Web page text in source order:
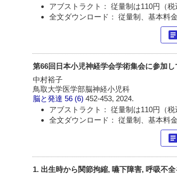
アブストラクト： 従量制は110円（
全文ダウンロード： 従量制、基本料
article
第66回日本小児神経学会学術集会に参加し
中村裕子
鳥取大学医学部脳神経小児科
脳と発達 56 (6)452-453, 2024.
アブストラクト： 従量制は110円（
全文ダウンロード： 従量制、基本料
article
1. 出生時から関節拘縮, 嚥下障害, 呼吸不